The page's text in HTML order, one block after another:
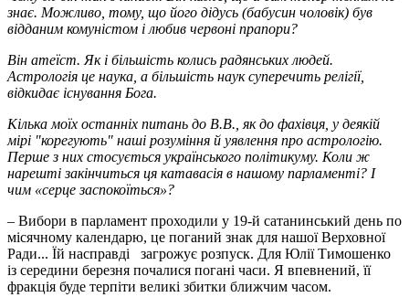
знає. Можливо, тому, що його дідусь (бабусин чоловік) був
відданим комуністом і любив червоні прапори?
Він атеїст. Як і більшість колись радянських людей.
Астрологія це наука, а більшість наук суперечить релігії,
відкидає існування Бога.
Кілька моїх останніх питань до В.В., як до фахівця, у деякій
мірі "корегують" наші розуміння й уявлення про астрологію.
Перше з них стосується українського політикуму. Коли ж
нарешті закінчиться ця катавасія в нашому парламенті? І
чим «серце заспокоїться»?
– Вибори в парламент проходили у 19-й сатанинський день по
місячному календарю, це поганий знак для нашої Верховної
Ради... Їй насправді загрожує розпуск. Для Юлії Тимошенко
із середини березня почалися погані часи. Я впевнений, її
фракція буде терпіти великі збитки ближчим часом.